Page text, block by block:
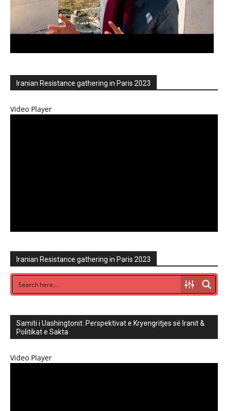
Iranian Resistance gathering in Paris 2023
Video Player
Iranian Resistance gathering in Paris 2023
Samiti i Uashingtonit: Perspektivat e Kryengritjes së Iranit &
Politikat e Sakta
Video Player